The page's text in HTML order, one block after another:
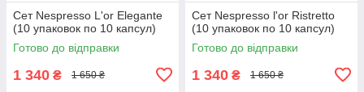
Сет Nespresso L'or Elegante
(10 упаковок по 10 капсул)
Готово до відправки
1 340 ₴ 1 650 ₴
Сет Nespresso l'or Ristretto
(10 упаковок по 10 капсул)
Готово до відправки
1 340 ₴ 1 650 ₴